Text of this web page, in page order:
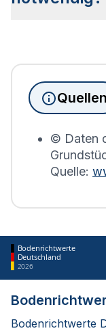
Bebauung geben.
Immobilien, die
Quellen
© Daten
Quelle:
Bodenrichtwerte
Deutschland
2026
Bodenrichtwerte